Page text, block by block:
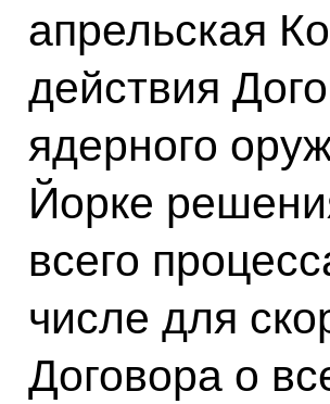
апрельская
действия
ядерного
Йорке
всего
числе для
Договора о